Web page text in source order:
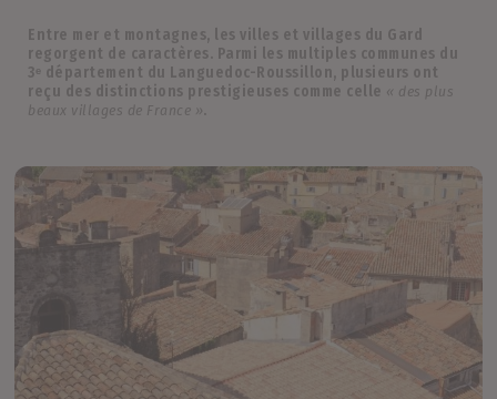
Entre mer et montagnes, les villes et villages du Gard
regorgent de caractères. Parmi les multiples communes du
3ᵉ département du Languedoc-Roussillon, plusieurs ont
reçu des distinctions prestigieuses comme celle « des plus
beaux villages de France »